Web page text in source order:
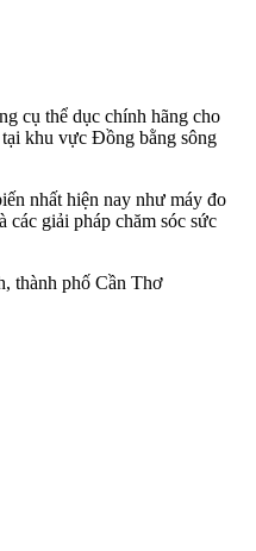
cụ thể dục chính hãng cho
khu vực Đồng bằng sông
nhất hiện nay như máy đo
các giải pháp chăm sóc sức
thành phố Cần Thơ